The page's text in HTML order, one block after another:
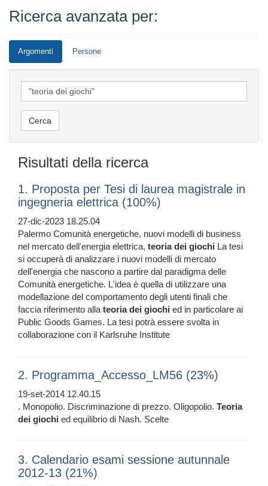
Ricerca avanzata per:
Argomenti Persone
Risultati della ricerca
1. Proposta per Tesi di laurea magistrale in
ingegneria elettrica (100%)
27-dic-2023 18.25.04
Palermo Comunità energetiche, nuovi modelli di business
nel mercato dell'energia elettrica, teoria dei giochi La tesi
si occuperà di analizzare i nuovi modelli di mercato
dell'energia che nascono a partire dal paradigma delle
Comunità energetiche. L'idea è quella di utilizzare una
modellazione del comportamento degli utenti finali che
faccia riferimento allateoria dei giochi ed in particolare ai
Public Goods Games. La tesi potrà essere svolta in
collaborazione con il Karlsruhe Institute
2. Programma_Accesso_LM56 (23%)
19-set-2014 12.40.15
. Monopolio. Discriminazione di prezzo. Oligopolio. Teoria
dei giochi ed equilibrio di Nash. Scelte
3. Calendario esami sessione autunnale
2012-13 (21%)